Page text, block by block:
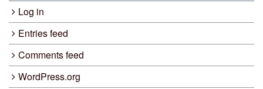
Log in
Entries feed
Comments feed
WordPress.org